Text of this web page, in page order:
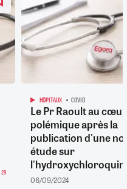
29
HÔPITAUX COVID
Le Pr Raoult au
polémique après la
publication d'une
étude sur
06/09/2024